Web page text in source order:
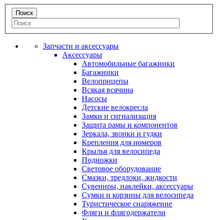
Запчасти и аксессуары
Аксессуары
Автомобильные багажники
Багажники
Велоприцепы
Всякая всячина
Насосы
Детские велокресла
Замки и сигнализация
Защита рамы и компонентов
Зеркала, звонки и гудки
Крепления для номеров
Крылья для велосипеда
Подножки
Световое оборудование
Смазки, тредлоки, жидкости
Сувениры, наклейки, аксессуары
Сумки и корзины для велосипеда
Туристическое снаряжение
Фляги и флягодержатели